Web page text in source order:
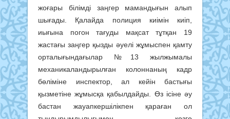
жоғары білімді заңгер мамандығын алып
шығады. Қалайда полиция киімін киіп,
иығына погонтағуды мақсат тұтқан 19
жастағы заңгер қызды әуелі жұмыспен қамту
орталығындағылар №13 жылжымалы
механикаландырылған колоннаның кадр
бөліміне инспектор, ал кейін бастығы
қызметіне жұмысқа қабылдайды. Өз ісіне әу
бастан жауапкершілікпен қараған ол